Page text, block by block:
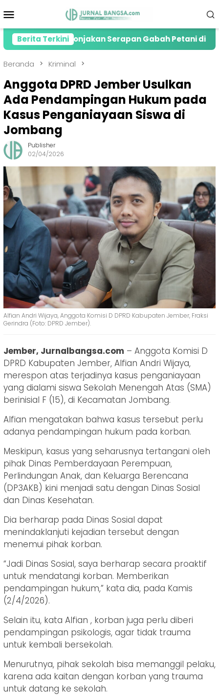
ke
Mobile
Berita Terkini
Lonjakan Serapan Gabah Petani di Jember
Beranda Kriminal
Anggota DPRD Jember Usulkan
Ada Pendampingan Hukum pada
Kasus Penganiayaan Siswa di
Jombang
Publisher
02/04/2026
Alfian Andri Wijaya, Anggota Komisi D DPRD Kabupaten Jember, Fraksi
Gerindra (Foto: DPRD Jember).
Jember, Jurnalbangsa.com – Anggota Komisi D
DPRD Kabupaten Jember, Alfian Andri Wijaya,
merespon atas terjadinya kasus penganiayaan
yang dialami siswa Sekolah Menengah Atas (SMA)
berinisial F (15), di Kecamatan Jombang.
Alfian mengatakan bahwa kasus tersebut perlu
adanya pendampingan hukum pada korban.
Meskipun, kasus yang seharusnya tertangani oleh
pihak Dinas Pemberdayaan Perempuan,
Perlindungan Anak, dan Keluarga Berencana
(DP3AKB) kini menjadi satu dengan Dinas Sosial
dan Dinas Kesehatan.
Dia berharap pada Dinas Sosial dapat
menindaklanjuti kejadian tersebut dengan
menemui pihak korban.
“Jadi Dinas Sosial, saya berharap secara proaktif
untuk mendatangi korban. Memberikan
pendampingan hukum,” kata dia, pada Kamis
(2/4/2026).
Selain itu, kata Alfian , korban juga perlu diberi
pendampingan psikologis, agar tidak trauma
untuk kembali bersekolah.
Menurutnya, pihak sekolah bisa memanggil pelaku,
karena ada kaitan dengan korban yang trauma
untuk datang ke sekolah.